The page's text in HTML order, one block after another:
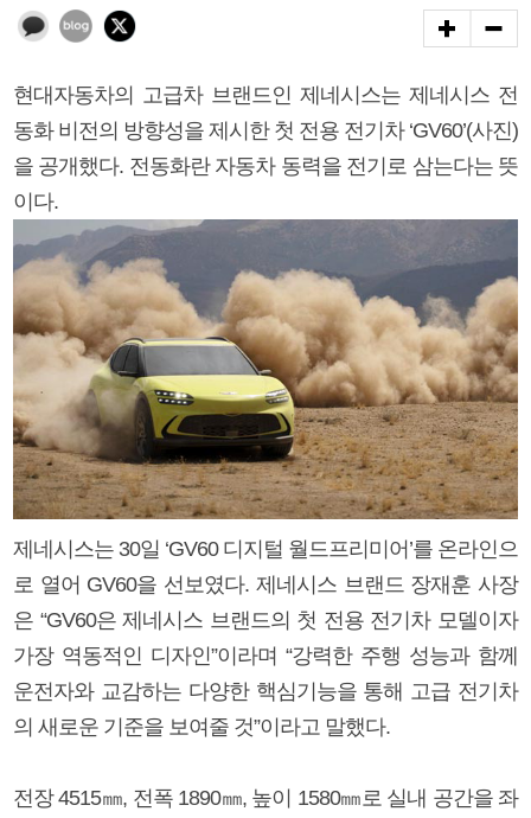
현대자동차의 고급차 브랜드인 제네시스는 제네시스 전
동화 비전의 방향성을 제시한 첫 전용 전기차 ‘GV60’(사진)
을 공개했다. 전동화란 자동차 동력을 전기로 삼는다는 뜻
이다.
제네시스는 30일 ‘GV60 디지털 월드프리미어’를 온라인으
로 열어 GV60을 선보였다. 제네시스 브랜드 장재훈 사장
은 “GV60은 제네시스 브랜드의 첫 전용 전기차 모델이자
가장 역동적인 디자인”이라며 “강력한 주행 성능과 함께
운전자와 교감하는 다양한 핵심기능을 통해 고급 전기차
의 새로운 기준을 보여줄 것”이라고 말했다.
전장 4515㎜, 전폭 1890㎜, 높이 1580㎜로 실내 공간을 좌